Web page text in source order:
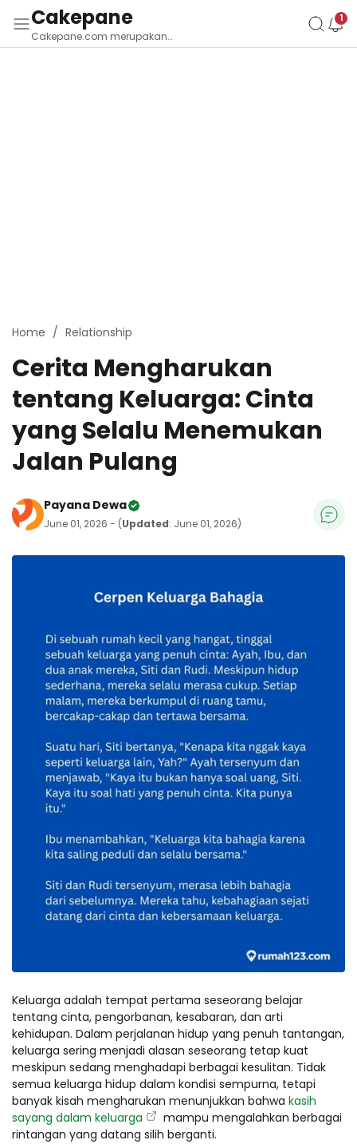
Cakepane
Cakepane.com merupakan
situs yang membahas Budaya
Home Relationship
Cerita Mengharukan
tentang Keluarga: Cinta
yang Selalu Menemukan
Jalan Pulang
Payana Dewa
June 01, 2026 - (Updated: June 01, 2026)
Keluarga adalah tempat pertama seseorang belajar
tentang cinta, pengorbanan, kesabaran, dan arti
kehidupan. Dalam perjalanan hidup yang penuh tantangan,
keluarga sering menjadi alasan seseorang tetap kuat
meskipun sedang menghadapi berbagai kesulitan. Tidak
semua keluarga hidup dalam kondisi sempurna, tetapi
banyak kisah mengharukan menunjukkan bahwa kasih
sayang dalam keluarga
mampu mengalahkan berbagai
rintangan yang datang silih berganti.